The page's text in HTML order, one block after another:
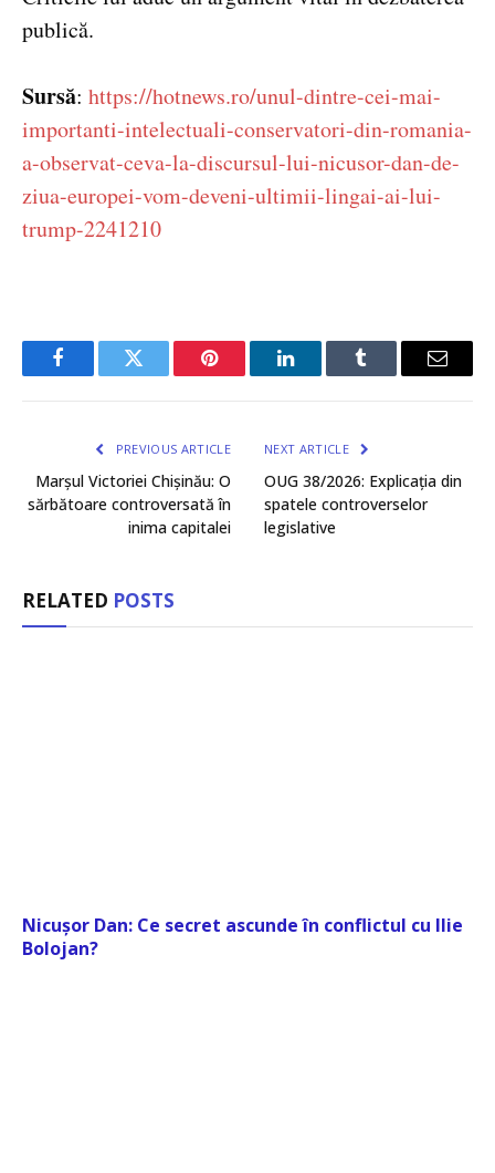
publică.
Sursă: https://hotnews.ro/unul-dintre-cei-mai-
importanti-intelectuali-conservatori-din-romania-
a-observat-ceva-la-discursul-lui-nicusor-dan-de-
ziua-europei-vom-deveni-ultimii-lingai-ai-lui-
trump-2241210
FacebookTwitter Pinterest LinkedInTumblr Email
PREVIOUS ARTICLE
Marșul Victoriei Chișinău: O
sărbătoare controversată în
inima capitalei
NEXT ARTICLE
OUG 38/2026: Explicația din
spatele controverselor
legislative
RELATED POSTS
Nicușor Dan: Ce secret ascunde în conflictul cu Ilie
Bolojan?